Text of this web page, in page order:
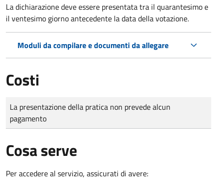
La dichiarazione deve essere presentata tra il quarantesimo e
il ventesimo giorno antecedente la data della votazione.
Moduli da compilare e documenti da allegare
Costi
Tipo di pagamento
Importo
La presentazione della pratica non prevede alcun
pagamento
Cosa serve
Per accedere al servizio, assicurati di avere: